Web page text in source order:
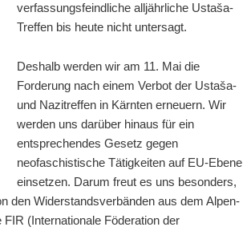
verfassungsfeindliche alljährliche Ustaša-
Treffen bis heute nicht untersagt.
Deshalb werden wir am 11. Mai die
Forderung nach einem Verbot der Ustaša-
und Nazitreffen in Kärnten erneuern. Wir
werden uns darüber hinaus für ein
entsprechendes Gesetz gegen
neofaschistische Tätigkeiten auf EU-Ebene
einsetzen. Darum freut es uns besonders,
den Widerstandsverbänden aus dem Alpen-
(Internationale Föderation der